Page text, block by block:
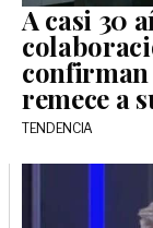
A casi 30
confirman
remece a
TENDENCIA